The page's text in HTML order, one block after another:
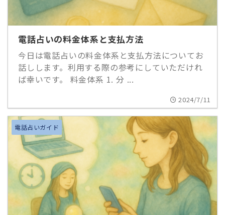
電話占いの料金体系と支払方法
今日は電話占いの料金体系と支払方法についてお
話しします。利用する際の参考にしていただけれ
ば幸いです。 料金体系 1. 分 ...
2024/7/11
電話占いガイド